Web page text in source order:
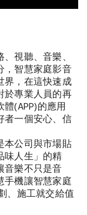
視聽、音樂、
，智慧家庭影音
界，在這快速成
於專業人員的再
(APP)的應用
者一個安心、信
本公司與市場貼
味人生」的精
音樂不只是音
手機讓智慧家庭
、施工就交給值